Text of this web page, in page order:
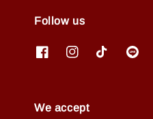
Follow us
We accept